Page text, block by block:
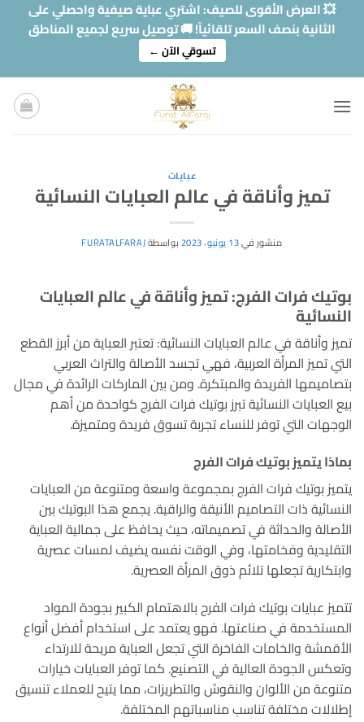
تخطي
للمحتوى
💥 العرض الأقوى للصيف: اشتري عباية صيفية واحصلي على
الثانية بنصف السعر تلقائياً! 🚚 توصيل سريع لجميع المناطق
تسوقي الآن ←
عبايات
تميز وأناقة في عالم العبايات النسائية
منشور في13 يونيو، 2023 بواسطةFURATALFARAJ
بوتيك فرات الفرج: تميز وأناقة في عالم العبايات
النسائية
تميز وأناقة في عالم العبايات النسائية: تعتبر العباية من أبرز القطع
التي تميز المرأة العربية، فهي تجسد الأصالة والتراث العربي
بتصاميمها الفريدة والمبتكرة. ومن بين الماركات الرائدة في مجال
بيع العبايات النسائية تبرز بوتيك فرات الفرج كواحدة من أهم
الوجهات التي توفر للنساء تجربة تسوق فريدة ومتميزة.
بماذا يتميز بوتيك فرات الفرج
يتميز بوتيك فرات الفرج بمجموعة واسعة ومتنوعة من العبايات
النسائية ذات التصاميم الأنيقة والراقية. يجمع هذا البوتيك بين
الأصالة والحداثة في تصميماته، حيث يحافظ على جمالية العباية
التقليدية وفخامتها، وفي الوقت نفسه يضيف لمسات عصرية
وابتكارية تجعلها تلائم ذوق المرأة العصرية.
تتميز عبايات بوتيك فرات الفرج بالاهتمام الكبير بجودة المواد
المستخدمة في صناعتها. فهو يعتمد على استخدام أفضل أنواع
الأقمشة والخامات الفاخرة التي تجعل العباية مريحة للارتداء
وتعكس الجودة العالية في التصنيع. كما توفر العبايات خيارات
متنوعة من الألوان والنقوش والتطريزات، مما يتيح للعملاء تنسيق
إطلالات مختلفة تناسب مناسباتهم المختلفة.